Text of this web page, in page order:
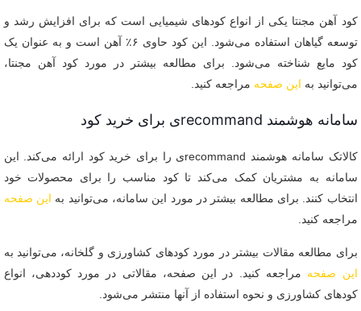
کود آهن مجنتا یکی از انواع کودهای شیمیایی است که برای افزایش رشد و
توسعه گیاهان استفاده می‌شود. این کود حاوی ۶٪ آهن است و به عنوان یک
کود مایع شناخته می‌شود. برای مطالعه بیشتر در مورد کود آهن مجنتا،
می‌توانید به این صفحه مراجعه کنید.
سامانه هوشمند recommandی برای خرید کود
کالاتک سامانه هوشمند recommandی را برای خرید کود ارائه می‌کند. این
سامانه به مشتریان کمک می‌کند تا کود مناسب را برای محصولات خود
انتخاب کنند. برای مطالعه بیشتر در مورد این سامانه، می‌توانید به این صفحه
مراجعه کنید.
برای مطالعه مقالات بیشتر در مورد کودهای کشاورزی و گلخانه، می‌توانید به
این صفحه مراجعه کنید. در این صفحه، مقالاتی در مورد کوددهی، انواع
کودهای کشاورزی و نحوه استفاده از آنها منتشر می‌شود.